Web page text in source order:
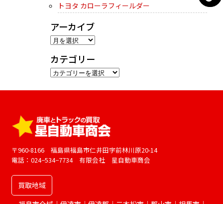
トヨタ カローラフィールダー
アーカイブ
ア
カ
イ
ブ
カテゴリー
カ
ー
〒960-8166 福島県福島市仁井田字前林川原20-14
電話：024−534−7734 有限会社 星自動車商会
買取地域